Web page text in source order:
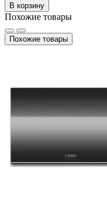
В корзину
Похожие товары
Похожие товары